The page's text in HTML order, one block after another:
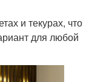
и текурах, что
для любой